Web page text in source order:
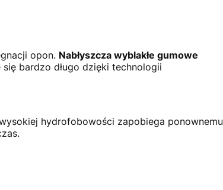
opon. Nabłyszcza wyblakłe gumowe
bardzo długo dzięki technologii
hydrofobowości zapobiega ponownemu